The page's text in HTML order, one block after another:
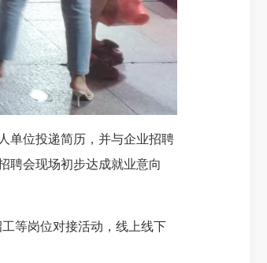
单位投递简历，并与企业招聘
聘会现场初步达成就业意向
等岗位对接活动，线上线下